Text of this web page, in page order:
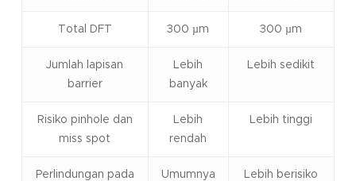
Total DFT 300 µm 300 µm
Jumlah lapisan
barrier
Lebih
banyak
Lebih sedikit
Risiko pinhole dan
miss spot
Lebih
rendah
Lebih tinggi
Perlindungan pada
Umumnya
Lebih berisiko